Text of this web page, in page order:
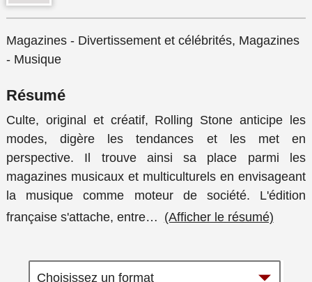
Magazines - Divertissement et célébrités, Magazines
- Musique
Résumé
Culte, original et créatif, Rolling Stone anticipe les
modes, digère les tendances et les met en
perspective. Il trouve ainsi sa place parmi les
magazines musicaux et multiculturels en envisageant
la musique comme moteur de société. L'édition
française s'attache, entre… (Afficher le résumé)